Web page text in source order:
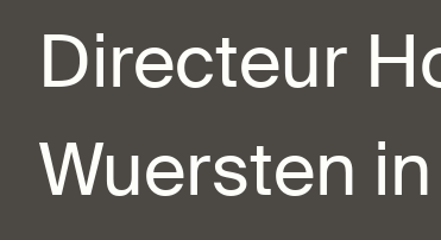
Directeur
Wuersten